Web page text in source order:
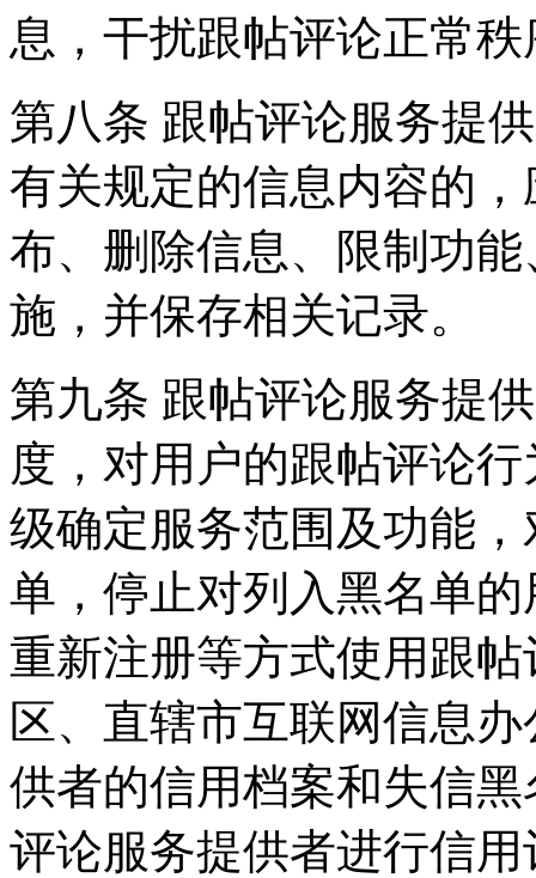
息，干扰跟帖评论正常
第八条 跟帖评论服务提
有关规定的信息内容的
布、删除信息、限制功
施，并保存相关记录。
第九条 跟帖评论服务提
度，对用户的跟帖评论
级确定服务范围及功能
单，停止对列入黑名单
重新注册等方式使用跟
区、直辖市互联网信息
供者的信用档案和失信
评论服务提供者进行信用